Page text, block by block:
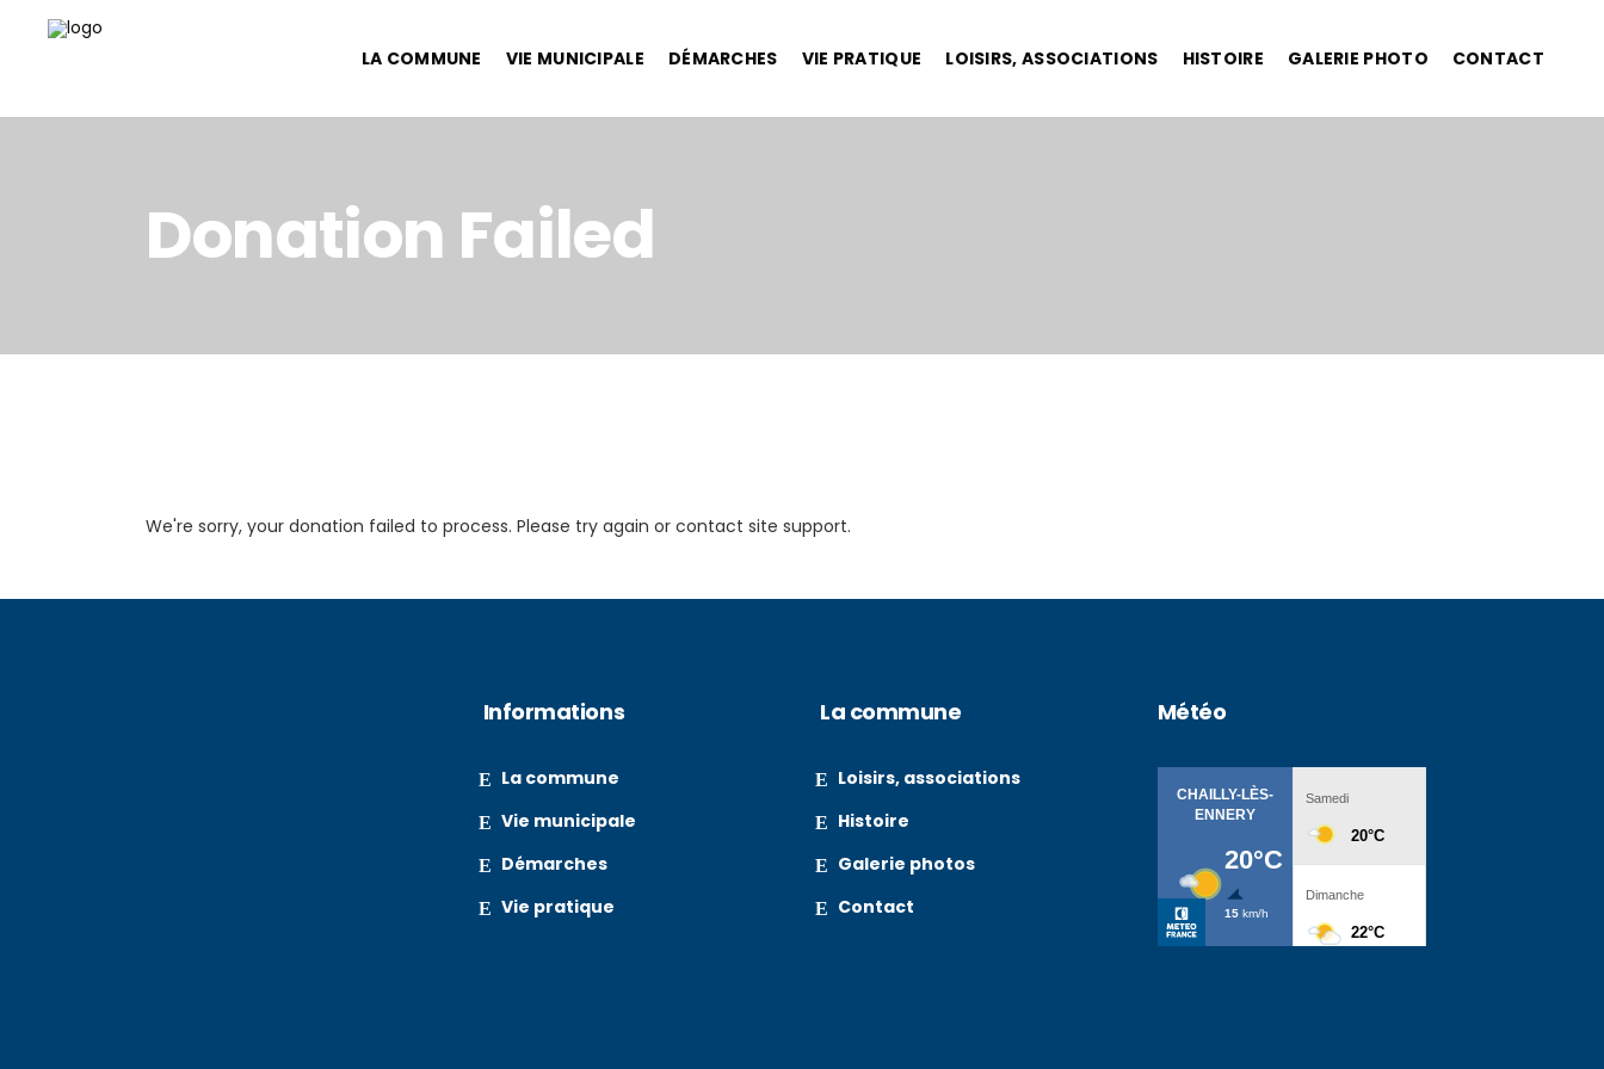
LA COMMUNE VIE MUNICIPALE DÉMARCHES VIE PRATIQUE LOISIRS, ASSOCIATIONS HISTOIRE GALERIE PHOTO CONTACT
Donation Failed
We're sorry, your donation failed to process. Please try again or contact site support.
Informations
La commune
Vie municipale
Démarches
Vie pratique
La commune
Loisirs, associations
Histoire
Galerie photos
Contact
Météo